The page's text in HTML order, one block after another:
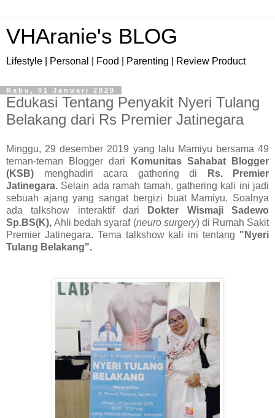
VHAranie's BLOG
Lifestyle | Personal | Food | Parenting | Review Product
Rabu, 01 Januari 2020
Edukasi Tentang Penyakit Nyeri Tulang
Belakang dari Rs Premier Jatinegara
Minggu, 29 desember 2019 yang lalu Mamiyu bersama 49
teman-teman Blogger dari
Komunitas Sahabat Blogger
(KSB) menghadiri acara gathering di
Rs. Premier
Jatinegara. Selain ada ramah tamah, gathering kali ini jadi
sebuah ajang yang sangat bergizi buat Mamiyu. Soalnya
ada talkshow interaktif dari
Dokter Wismaji Sadewo
Sp.BS(K),Ahli bedah syaraf (neuro surgery) di Rumah Sakit
Premier Jatinegara. Tema talkshow kali ini tentang "Nyeri
Tulang Belakang".